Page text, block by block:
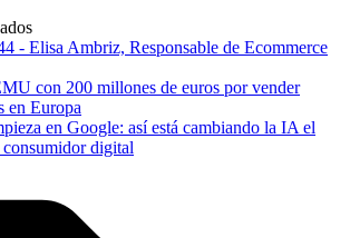
- Elisa Ambriz, Responsable de Ecommerce
con 200 millones de euros por vender
en Europa
en Google: así está cambiando la IA el
digital